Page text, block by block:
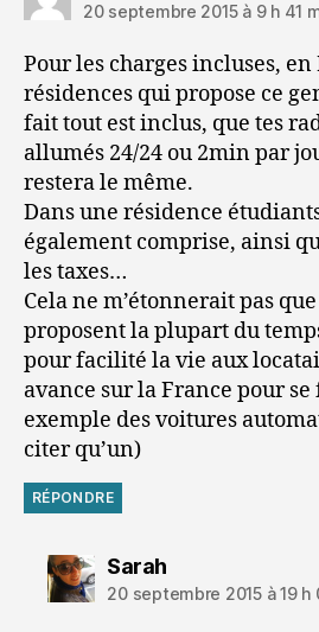
20 septembre 2015 à 9 h 41
Pour les charges incluses,
résidences qui propose ce
fait tout est inclus, que tes
allumés 24/24 ou 2min par
restera le même.
Dans une résidence
également comprise, ainsi
les taxes…
Cela ne m’étonnerait pas
proposent la plupart du
pour facilité la vie aux
avance sur la France pour
exemple des voitures
citer qu’un)
RÉPONDRE
Sarahdit :
20 septembre 2015 à 19 h